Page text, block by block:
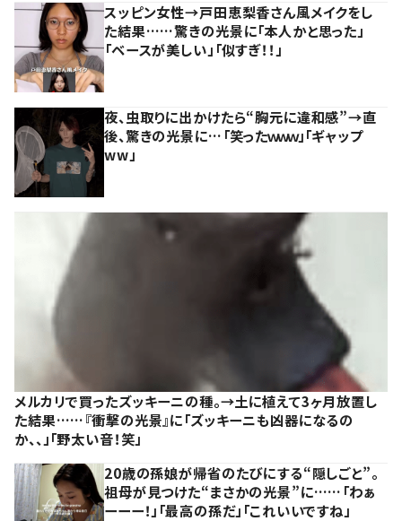
スッピン女性→戸田恵梨香さん風メイクをし
た結果……驚きの光景に「本人かと思った」
「ベースが美しい」「似すぎ！！」
夜、虫取りに出かけたら“胸元に違和感”→直
後、驚きの光景に…「笑ったｗｗｗ」「ギャップ
ww」
メルカリで買ったズッキーニの種。→土に植えて3ヶ月放置し
た結果……『衝撃の光景』に「ズッキーニも凶器になるの
か、、」「野太い音！笑」
20歳の孫娘が帰省のたびにする“隠しごと”。
祖母が見つけた“まさかの光景”に……「わぁ
ーーー！」「最高の孫だ」「これいいですね」